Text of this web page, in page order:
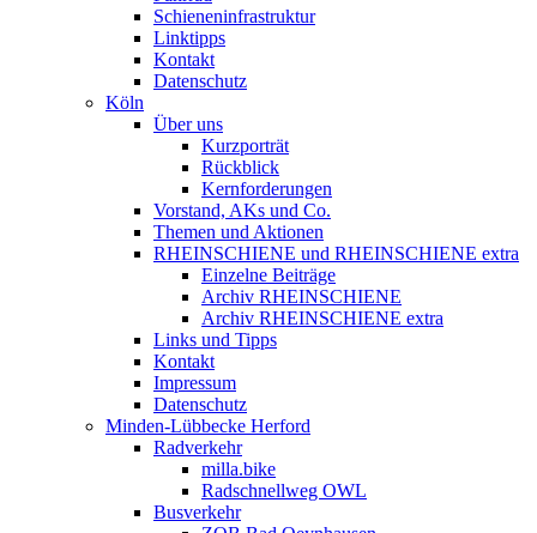
Schieneninfrastruktur
Linktipps
Kontakt
Datenschutz
Köln
Über uns
Kurzporträt
Rückblick
Kernforderungen
Vorstand, AKs und Co.
Themen und Aktionen
RHEINSCHIENE und RHEINSCHIENE extra
Einzelne Beiträge
Archiv RHEINSCHIENE
Archiv RHEINSCHIENE extra
Links und Tipps
Kontakt
Impressum
Datenschutz
Minden-Lübbecke Herford
Radverkehr
milla.bike
Radschnellweg OWL
Busverkehr